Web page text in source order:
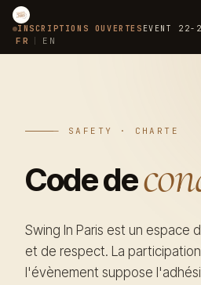
INSCRIPTIONS OUVERTES EVENT 22-
FR EN
Concept
02 Le Passeport
Équipe
03 Coachs
— SAFETY · CHARTE
Code de
Swing In Paris est un espace
et de respect. La
l'évènement suppose